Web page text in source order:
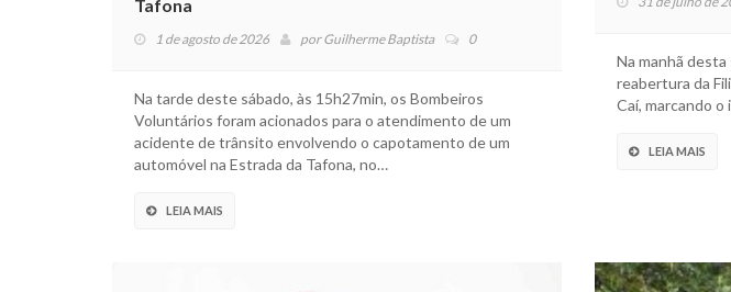
Tafona
1 de agosto de 2026 porGuilherme Baptista 0
Na tarde deste sábado, às 15h27min, os Bombeiros
Voluntários foram acionados para o atendimento de um
acidente de trânsito envolvendo o capotamento de um
automóvel na Estrada da Tafona, no…
LEIA MAIS
Na manhã
reabertura da
Caí, marcando
LEIA MAIS